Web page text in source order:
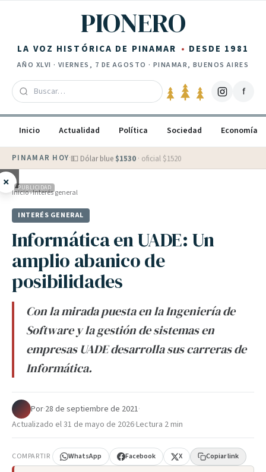
PIONERO
LA VOZ HISTÓRICA DE PINAMAR DESDE 1981
AÑO XLVI · VIERNES, 7 DE AGOSTO · PINAMAR, BUENOS AIRES
f
Inicio Actualidad Política Sociedad Economía
PINAMAR HOY·💵 Dólar blue $1530 · oficial $1520
× PUBLICIDAD
Inicio›Interés general
INTERÉS GENERAL
Informática en UADE: Un
amplio abanico de
posibilidades
Con la mirada puesta en la Ingeniería de
Software y la gestión de sistemas en
empresas UADE desarrolla sus carreras de
Informática.
Por·28 de septiembre de 2021·
Actualizado el31 de mayo de 2026·Lectura 2 min
COMPARTIR WhatsApp Facebook X Copiar link